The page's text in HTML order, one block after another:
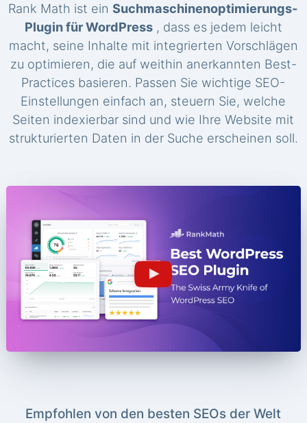
Rank Math ist einSuchmaschinenoptimierungs-
Plugin für WordPress, dass es jedem leicht
macht, seine Inhalte mit integrierten Vorschlägen
zu optimieren, die auf weithin anerkannten Best-
Practices basieren. Passen Sie wichtige SEO-
Einstellungen einfach an, steuern Sie, welche
Seiten indexierbar sind und wie Ihre Website mit
strukturierten Daten in der Suche erscheinen soll.
Empfohlen von den besten SEOs der Welt